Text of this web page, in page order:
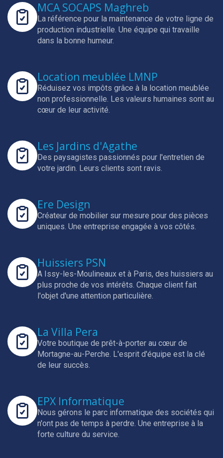
MCA SOCAPS Maghreb
La référence pour la maintenance de votre ligne de
production industrielle. Une équipe qui travaille
dans la bonne humeur.
Location meublée LMNP
Réduisez vos impôts grâce à la location meublée
non professionnelle. Les valeurs humaines sont au
cœur de leur activité.
Les Jardins d'Agathe
Des paysagistes passionnés pour l'entretien de
votre jardin. Leurs clients sont ravis.
Ere Design
Créateur de mobilier sur mesure pour des pièces
uniques. Une entreprise engagée à vos côtés.
Huissiers PSN
A Issy-les-Moulineaux et à Paris, des huissiers au
plus proche de vos intérêts. Chaque client fait
l'objet d'une attention particulière.
La Villa Pera
Votre boutique de prêt-à-porter au cœur de
Mortagne-au-Perche. L'esprit d'équipe est la clé
de leur succès.
EPX Informatique
Nous gérons le parc informatique des sociétés qui
n'ont pas de temps à perdre. Une entreprise à la
forte culture du service.